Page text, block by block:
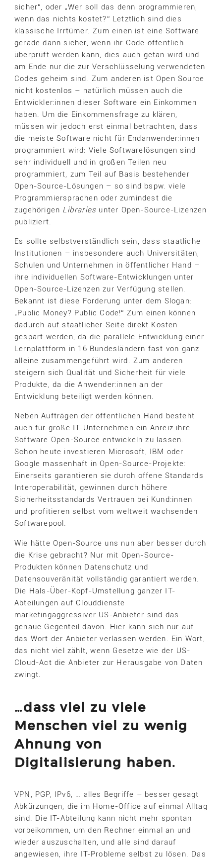
sicher“, oder „Wer soll das denn programmieren,
wenn das nichts kostet?“ Letztlich sind dies
klassische Irrtümer. Zum einen ist eine Software
gerade dann sicher, wenn ihr Code öffentlich
überprüft werden kann, dies auch getan wird und
am Ende nur die zur Verschlüsselung verwendeten
Codes geheim sind. Zum anderen ist Open Source
nicht kostenlos – natürlich müssen auch die
Entwickler:innen dieser Software ein Einkommen
haben. Um die Einkommensfrage zu klären,
müssen wir jedoch erst einmal betrachten, dass
die meiste Software nicht für Endanwender:innen
programmiert wird: Viele Softwarelösungen sind
sehr individuell und in großen Teilen neu
programmiert, zum Teil auf Basis bestehender
Open-Source-Lösungen – so sind bspw. viele
Programmiersprachen oder zumindest die
zugehörigen Libraries unter Open-Source-Lizenzen
publiziert.
Es sollte selbstverständlich sein, dass staatliche
Institutionen – insbesondere auch Universitäten,
Schulen und Unternehmen in öffentlicher Hand –
ihre individuellen Software-Entwicklungen unter
Open-Source-Lizenzen zur Verfügung stellen.
Bekannt ist diese Forderung unter dem Slogan:
„Public Money? Public Code!“ Zum einen können
dadurch auf staatlicher Seite direkt Kosten
gespart werden, da die parallele Entwicklung einer
Lernplattform in 16 Bundesländern fast von ganz
alleine zusammengeführt wird. Zum anderen
steigern sich Qualität und Sicherheit für viele
Produkte, da die Anwender:innen an der
Entwicklung beteiligt werden können.
Neben Aufträgen der öffentlichen Hand besteht
auch für große IT-Unternehmen ein Anreiz ihre
Software Open-Source entwickeln zu lassen.
Schon heute investieren Microsoft, IBM oder
Google massenhaft in Open-Source-Projekte:
Einerseits garantieren sie durch offene Standards
Interoperabilität, gewinnen durch höhere
Sicherheitsstandards Vertrauen bei Kund:innen
und profitieren selbst vom weltweit wachsenden
Softwarepool.
Wie hätte Open-Source uns nun aber besser durch
die Krise gebracht? Nur mit Open-Source-
Produkten können Datenschutz und
Datensouveränität vollständig garantiert werden.
Die Hals-Über-Kopf-Umstellung ganzer IT-
Abteilungen auf Clouddienste
marketingaggressiver US-Anbieter sind das
genaue Gegenteil davon. Hier kann sich nur auf
das Wort der Anbieter verlassen werden. Ein Wort,
das nicht viel zählt, wenn Gesetze wie der US-
Cloud-Act die Anbieter zur Herausgabe von Daten
zwingt.
…dass viel zu viele
Menschen viel zu wenig
Ahnung von
Digitalisierung haben.
VPN, PGP, IPv6, … alles Begriffe – besser gesagt
Abkürzungen, die im Home-Office auf einmal Alltag
sind. Die IT-Abteilung kann nicht mehr spontan
vorbeikommen, um den Rechner einmal an und
wieder auszuschalten, und alle sind darauf
angewiesen, ihre IT-Probleme selbst zu lösen. Das